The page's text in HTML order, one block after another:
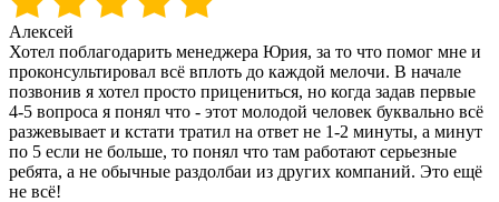
Алексей
Хотел поблагодарить менеджера Юрия, за то что помог мне и
проконсультировал всё вплоть до каждой мелочи. В начале
позвонив я хотел просто прицениться, но когда задав первые
4-5 вопроса я понял что - этот молодой человек буквально всё
разжевывает и кстати тратил на ответ не 1-2 минуты, а минут
по 5 если не больше, то понял что там работают серьезные
ребята, а не обычные раздолбаи из других компаний. Это ещё
не всё!